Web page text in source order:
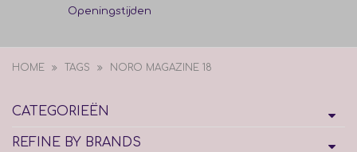
Openingstijden
HOME TAGS NORO MAGAZINE 18
CATEGORIEËN
REFINE BY BRANDS